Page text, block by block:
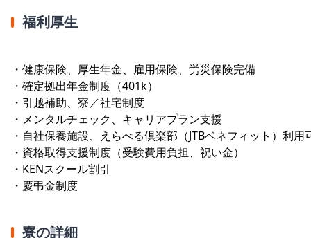
福利厚生
・健康保険、厚生年金、雇用保険、労災保険完備
・確定拠出年金制度（401k）
・引越補助、寮／社宅制度
・メンタルチェック、キャリアプラン支援
・自社保養施設、えらべる倶楽部（JTBベネフィット）利用
・資格取得支援制度（受験費用負担、祝い金）
・KENスクール割引
・慶弔金制度
寮の詳細